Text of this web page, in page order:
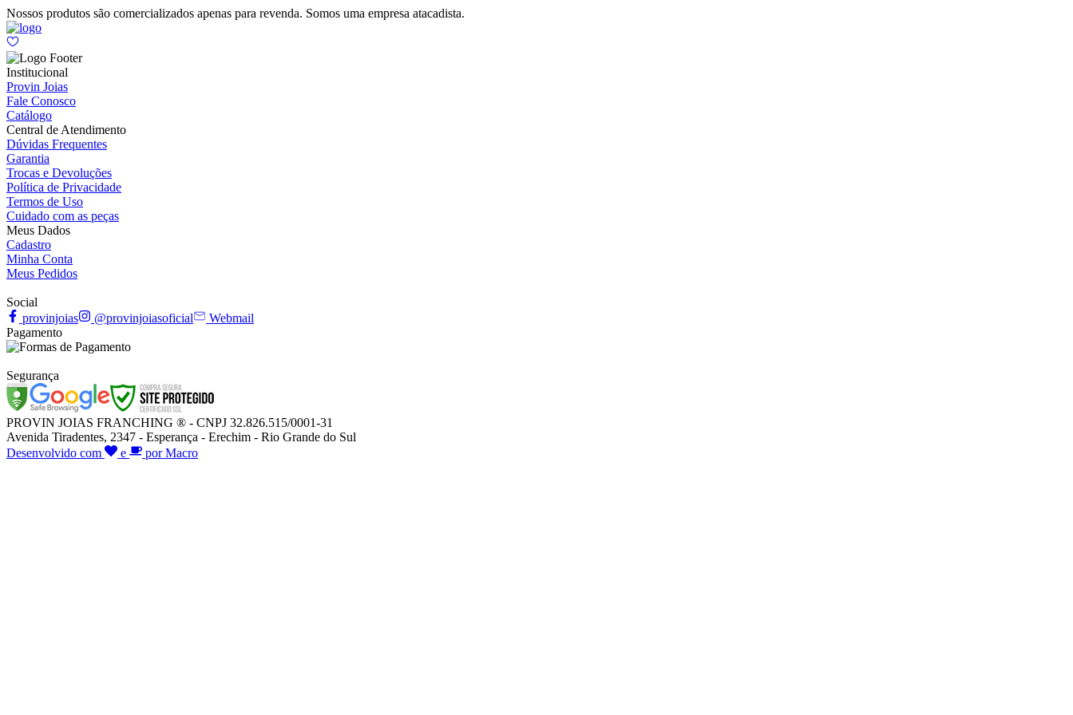
Nossos produtos são comercializados apenas para revenda. Somos uma empresa atacadista.
Institucional
Provin Joias
Fale Conosco
Catálogo
Central de Atendimento
Dúvidas Frequentes
Garantia
Trocas e Devoluções
Política de Privacidade
Termos de Uso
Cuidado com as peças
Meus Dados
Cadastro
Minha Conta
Meus Pedidos
Social
provinjoias
@provinjoiasoficial
Webmail
Pagamento
Segurança
PROVIN JOIAS FRANCHING ® - CNPJ 32.826.515/0001-31
Avenida Tiradentes, 2347 - Esperança - Erechim - Rio Grande do Sul
Desenvolvido com
e por Macro